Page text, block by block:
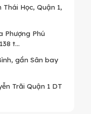
Học, Quận 1,
Phượng Phú
t...
gần Sân bay
Trãi Quận 1 DT